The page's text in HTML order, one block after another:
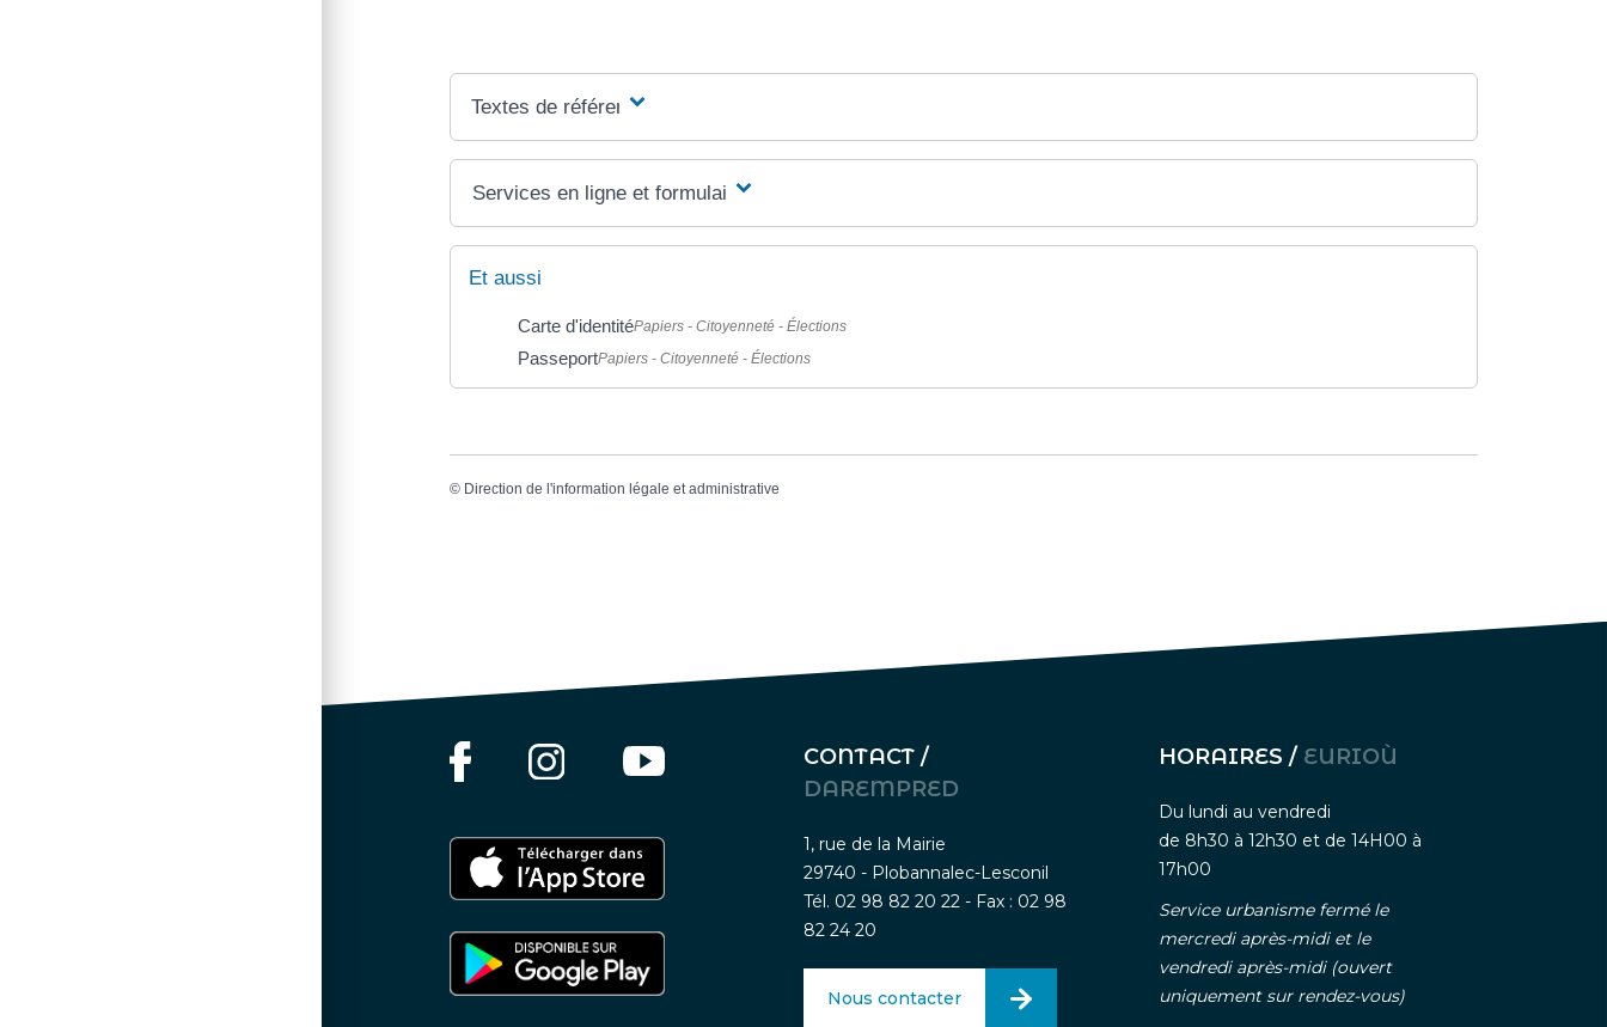
Textes de référence
Services en ligne et formulaires
Et aussi
Carte d'identitéPapiers - Citoyenneté - Élections
PasseportPapiers - Citoyenneté - Élections
© Direction de l'information légale et administrative
CONTACT /
DAREMPRED
1, rue de la Mairie
29740 - Plobannalec-Lesconil
Tél. 02 98 82 20 22 - Fax : 02 98
82 24 20
Nous contacter
HORAIRES / EURIOÙ
Du lundi au vendredi
de 8h30 à 12h30 et de 14H00 à
17h00
Service urbanisme fermé le
mercredi après-midi et le
vendredi après-midi (ouvert
uniquement sur rendez-vous)